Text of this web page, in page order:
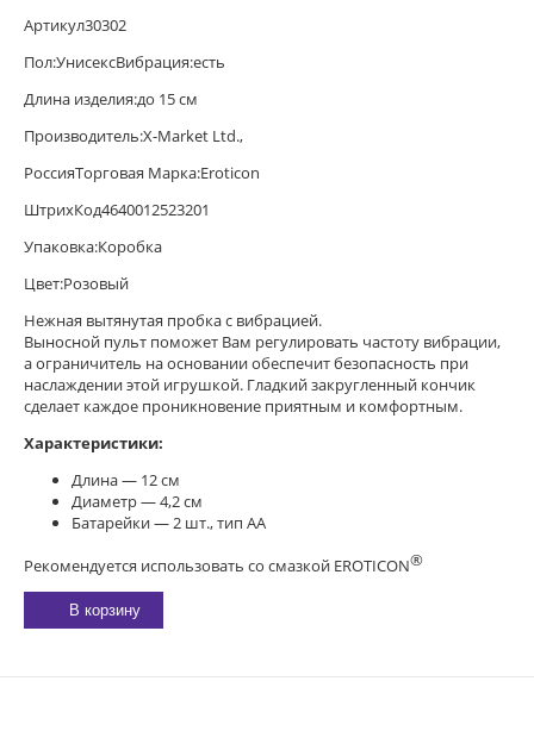
Артикул30302
Пол:УнисексВибрация:есть
Длина изделия:до 15 см
Производитель:X-Market Ltd.,
РоссияТорговая Марка:Eroticon
ШтрихКод4640012523201
Упаковка:Коробка
Цвет:Розовый
Нежная вытянутая пробка с вибрацией.
Выносной пульт поможет Вам регулировать частоту вибрации,
а ограничитель на основании обеспечит безопасность при
наслаждении этой игрушкой. Гладкий закругленный кончик
сделает каждое проникновение приятным и комфортным.
Характеристики:
Длина — 12 см
Диаметр — 4,2 см
Батарейки — 2 шт., тип АА
Рекомендуется использовать со смазкой EROTICON®
В корзину